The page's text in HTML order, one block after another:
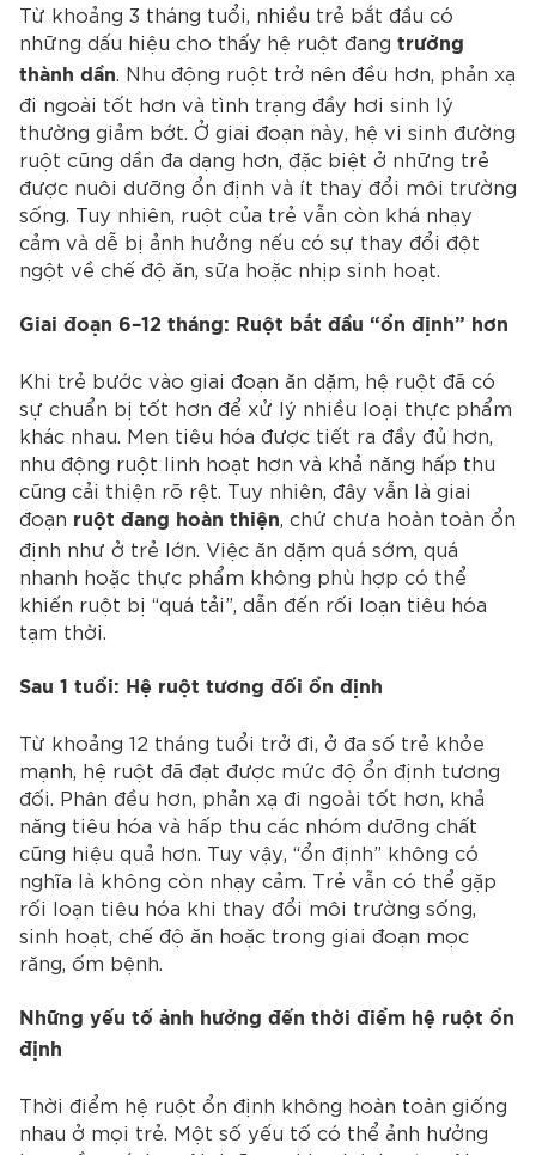
Từ khoảng 3 tháng tuổi, nhiều trẻ bắt đầu có
những dấu hiệu cho thấy hệ ruột đang trưởng
thành dần. Nhu động ruột trở nên đều hơn, phản xạ
đi ngoài tốt hơn và tình trạng đầy hơi sinh lý
thường giảm bớt. Ở giai đoạn này, hệ vi sinh đường
ruột cũng dần đa dạng hơn, đặc biệt ở những trẻ
được nuôi dưỡng ổn định và ít thay đổi môi trường
sống. Tuy nhiên, ruột của trẻ vẫn còn khá nhạy
cảm và dễ bị ảnh hưởng nếu có sự thay đổi đột
ngột về chế độ ăn, sữa hoặc nhịp sinh hoạt.
Giai đoạn 6–12 tháng: Ruột bắt đầu “ổn định” hơn
Khi trẻ bước vào giai đoạn ăn dặm, hệ ruột đã có
sự chuẩn bị tốt hơn để xử lý nhiều loại thực phẩm
khác nhau. Men tiêu hóa được tiết ra đầy đủ hơn,
nhu động ruột linh hoạt hơn và khả năng hấp thu
cũng cải thiện rõ rệt. Tuy nhiên, đây vẫn là giai
đoạn ruột đang hoàn thiện , chứ chưa hoàn toàn ổn
định như ở trẻ lớn. Việc ăn dặm quá sớm, quá
nhanh hoặc thực phẩm không phù hợp có thể
khiến ruột bị “quá tải”, dẫn đến rối loạn tiêu hóa
tạm thời.
Sau 1 tuổi: Hệ ruột tương đối ổn định
Từ khoảng 12 tháng tuổi trở đi, ở đa số trẻ khỏe
mạnh, hệ ruột đã đạt được mức độ ổn định tương
đối. Phân đều hơn, phản xạ đi ngoài tốt hơn, khả
năng tiêu hóa và hấp thu các nhóm dưỡng chất
cũng hiệu quả hơn. Tuy vậy, “ổn định” không có
nghĩa là không còn nhạy cảm. Trẻ vẫn có thể gặp
rối loạn tiêu hóa khi thay đổi môi trường sống,
sinh hoạt, chế độ ăn hoặc trong giai đoạn mọc
răng, ốm bệnh.
Những yếu tố ảnh hưởng đến thời điểm hệ ruột ổn
định
Thời điểm hệ ruột ổn định không hoàn toàn giống
nhau ở mọi trẻ. Một số yếu tố có thể ảnh hưởng